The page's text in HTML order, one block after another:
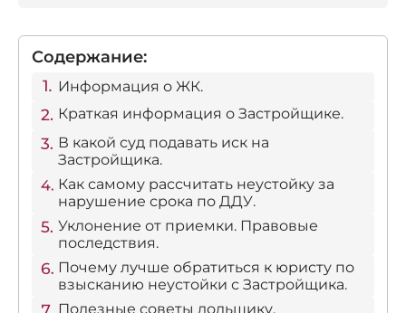
Содержание:
Информация о ЖК.
Краткая информация о Застройщике.
В какой суд подавать иск на
Застройщика.
Как самому рассчитать неустойку за
нарушение срока по ДДУ.
Уклонение от приемки. Правовые
последствия.
Почему лучше обратиться к юристу по
взысканию неустойки с Застройщика.
Полезные советы дольщику.